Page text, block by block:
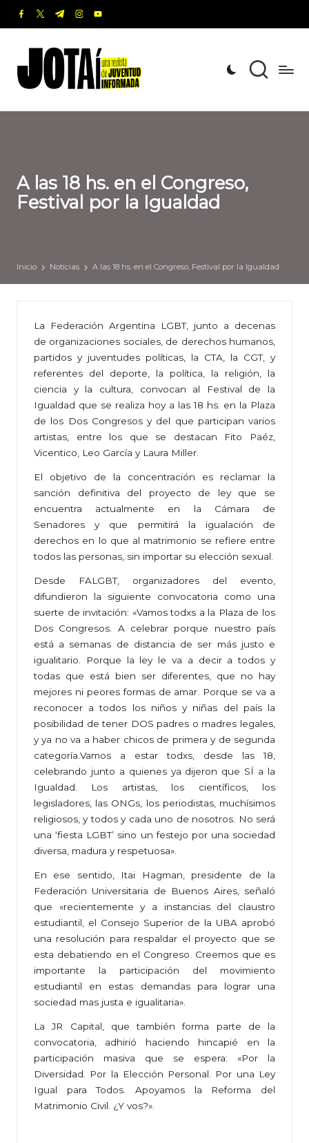
Saltar
contenido
facebook.com
twitter.com
t.me instagram.com
youtube.com
o
t
revista
de
Informada
A las 18 hs. en el Congreso,
Festival por la Igualdad
Inicio Noticias A las 18 hs. en el Congreso, Festival por la Igualdad
La Federación Argentina LGBT, junto a decenas
de organizaciones sociales, de derechos humanos,
partidos y juventudes políticas, la CTA, la CGT, y
referentes del deporte, la política, la religión, la
ciencia y la cultura, convocan al Festival de la
Igualdad que se realiza hoy a las 18 hs. en la Plaza
de los Dos Congresos y del que participan varios
artistas, entre los que se destacan Fito Paéz,
Vicentico, Leo García y Laura Miller.
El objetivo de la concentración es reclamar la
sanción definitiva del proyecto de ley que se
encuentra actualmente en la Cámara de
Senadores y que permitirá la igualación de
derechos en lo que al matrimonio se refiere entre
todos las personas, sin importar su elección sexual.
Desde FALGBT, organizadores del evento,
difundieron la siguiente convocatoria como una
suerte de invitación: «Vamos todxs a la Plaza de los
Dos Congresos. A celebrar porque nuestro país
está a semanas de distancia de ser más justo e
igualitario. Porque la ley le va a decir a todos y
todas que está bien ser diferentes, que no hay
mejores ni peores formas de amar. Porque se va a
reconocer a todos los niños y niñas del país la
posibilidad de tener DOS padres o madres legales,
y ya no va a haber chicos de primera y de segunda
categoría.Vamos a estar todxs, desde las 18,
celebrando junto a quienes ya dijeron que SÍ a la
Igualdad. Los artistas, los científicos, los
legisladores, las ONGs, los periodistas, muchísimos
religiosos, y todos y cada uno de nosotros. No será
una ‘fiesta LGBT’ sino un festejo por una sociedad
diversa, madura y respetuosa».
En ese sentido, Itai Hagman, presidente de la
Federación Universitaria de Buenos Aires, señaló
que «recientemente y a instancias del claustro
estudiantil, el Consejo Superior de la UBA aprobó
una resolución para respaldar el proyecto que se
esta debatiendo en el Congreso. Creemos que es
importante la participación del movimiento
estudiantil en estas demandas para lograr una
sociedad mas justa e igualitaria».
La JR Capital, que también forma parte de la
convocatoria, adhirió haciendo hincapié en la
participación masiva que se espera: «Por la
Diversidad. Por la Elección Personal. Por una Ley
Igual para Todos. Apoyamos la Reforma del
Matrimonio Civil. ¿Y vos?».